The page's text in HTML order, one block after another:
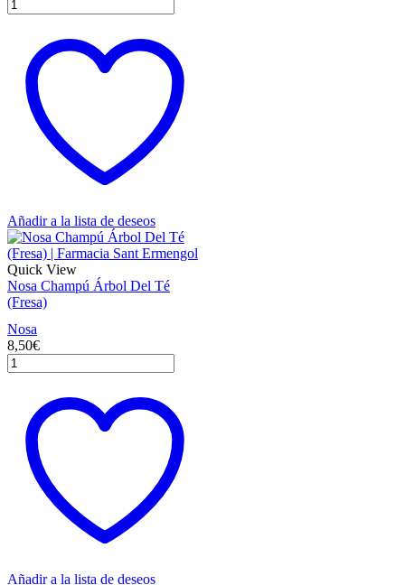
Attack
Premium
1Ud.
cantidad
Añadir a la lista de deseos
Quick View
Nosa Champú Árbol Del Té
(Fresa)
Nosa
8,50€
Nosa
Champú
(Fresa)
cantidad
Añadir a la lista de deseos